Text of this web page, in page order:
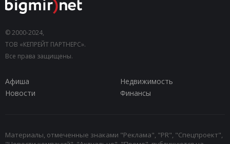
© 2000-2024,
ТОВ «КЕПРЕЙТ ПАРТНЕРС».
Все права защищены.
Афиша
Недвижимость
Новости
Финансы
Материалы, отмеченные знаками "Реклама", "PR", "Спецпроект",